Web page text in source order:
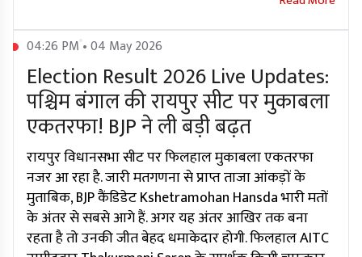
04:26 PM • 04 May 2026
Election Result 2026 Live Updates:
पश्चिम बंगाल की रायपुर सीट पर मुकाबला
एकतरफा! BJP ने ली बड़ी बढ़त
रायपुर विधानसभा सीट पर फिलहाल मुकाबला एकतरफा
नजर आ रहा है. जारी मतगणना से प्राप्त ताजा आंकड़ों के
मुताबिक, BJP कैंडिडेट Kshetramohan Hansda भारी मतों
के अंतर से सबसे आगे हैं. अगर यह अंतर आखिर तक बना
रहता है तो उनकी जीत बेहद धमाकेदार होगी. फिलहाल AITC